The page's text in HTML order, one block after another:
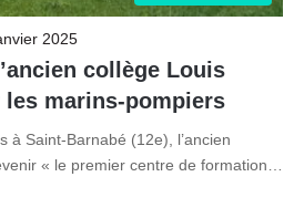
2025
collège Louis
marins-pompiers
à Saint-Barnabé (12e), l’ancien
« le premier centre de formation…